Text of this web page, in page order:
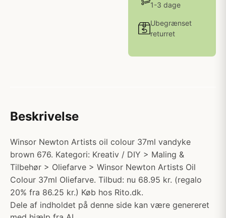
1-3 dage
Ubegrænset
returret
Beskrivelse
Winsor Newton Artists oil colour 37ml vandyke
brown 676. Kategori: Kreativ / DIY > Maling &
Tilbehør > Oliefarve > Winsor Newton Artists Oil
Colour 37ml Oliefarve. Tilbud: nu 68.95 kr. (regalo
20% fra 86.25 kr.) Køb hos Rito.dk.
Dele af indholdet på denne side kan være genereret